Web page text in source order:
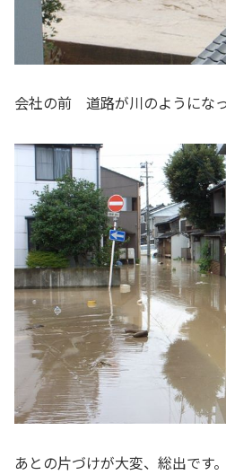
会社の前 道路が川のようにな
あとの片づけが大変、